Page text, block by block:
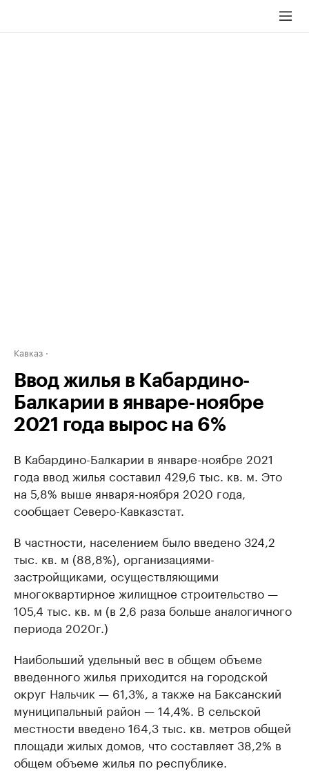
Кавказ
Ввод жилья в Кабардино-
Балкарии в январе-ноябре
2021 года вырос на 6%
В Кабардино-Балкарии в январе-ноябре 2021
года ввод жилья составил 429,6 тыс. кв. м. Это
на 5,8% выше января-ноября 2020 года,
сообщает Северо-Кавказстат.
В частности, населением было введено 324,2
тыс. кв. м (88,8%), организациями-
застройщиками, осуществляющими
многоквартирное жилищное строительство —
105,4 тыс. кв. м (в 2,6 раза больше аналогичного
периода 2020г.)
Наибольший удельный вес в общем объеме
введенного жилья приходится на городской
округ Нальчик — 61,3%, а также на Баксанский
муниципальный район — 14,4%. В сельской
местности введено 164,3 тыс. кв. метров общей
площади жилых домов, что составляет 38,2% в
общем объеме жилья по республике.